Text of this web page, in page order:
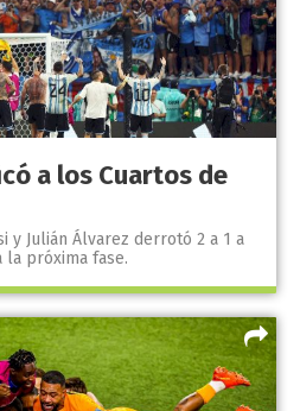
a los Cuartos de
y Julián Álvarez derrotó 2 a 1 a
próxima fase.